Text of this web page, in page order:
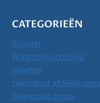
CATEGORIEËN
Actueel
Waterbehandeling
Weetjes
zwembad afdekkingen
Zwembad bouw